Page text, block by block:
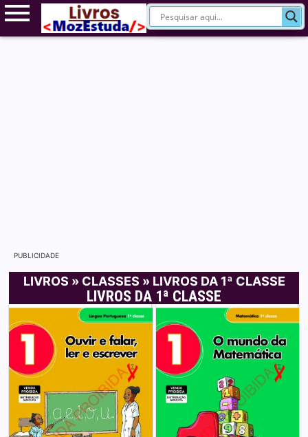
PUBLICIDADE
LIVROS » CLASSES » LIVROS DA 1ª CLASSE
LIVROS DA 1ª CLASSE